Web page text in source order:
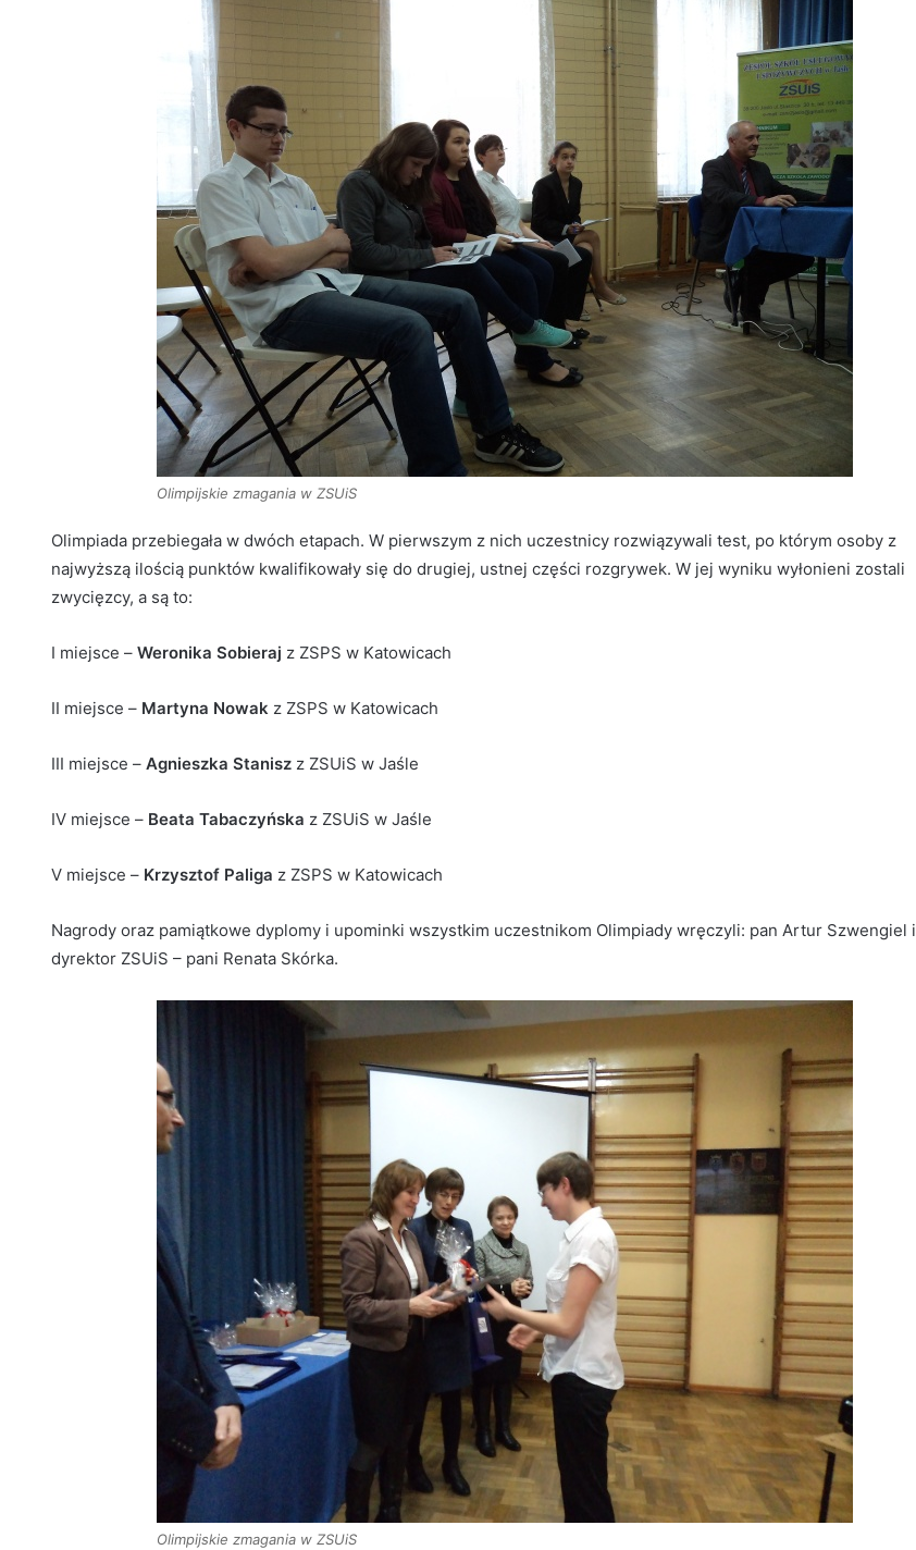
Olimpijskie zmagania w ZSUiS
Olimpiada przebiegała w dwóch etapach. W pierwszym z nich uczestnicy rozwiązywali test, po którym osoby z
najwyższą ilością punktów kwalifikowały się do drugiej, ustnej części rozgrywek. W jej wyniku wyłonieni zostali
zwycięzcy, a są to:
I miejsce – Weronika Sobieraj z ZSPS w Katowicach
II miejsce – Martyna Nowak z ZSPS w Katowicach
III miejsce – Agnieszka Stanisz z ZSUiS w Jaśle
IV miejsce – Beata Tabaczyńska z ZSUiS w Jaśle
V miejsce – Krzysztof Paliga z ZSPS w Katowicach
Nagrody oraz pamiątkowe dyplomy i upominki wszystkim uczestnikom Olimpiady wręczyli: pan Artur Szwengiel i
dyrektor ZSUiS – pani Renata Skórka.
Olimpijskie zmagania w ZSUiS